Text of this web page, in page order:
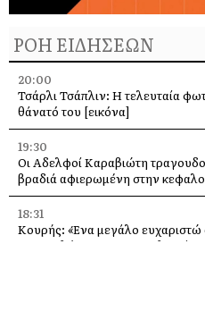
ΡΟΗ ΕΙΔΗΣΕΩΝ
20:00
Τσάρλι Τσάπλιν: Η τελευταία
θάνατό του [εικόνα]
19:30
Οι Αδελφοί Καραβιώτη
βραδιά αφιερωμένη στην
18:31
Κουρής: «Ένα μεγάλο
με τις φλόγες στην Κεφαλονιά»